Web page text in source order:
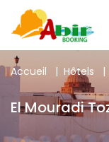
Accueil | Hôtels |
El Mouradi